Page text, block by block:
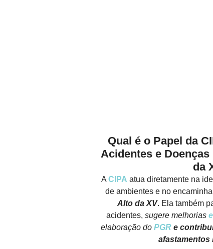
Qual é o Papel da
Acidentes e
da
A CIPA atua diretamente na
de ambientes e no
Alto da XV. Ela também
acidentes, sugere melhorias
elaboração do PGR e
afastamentos